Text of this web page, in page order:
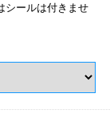
シールは付きませ